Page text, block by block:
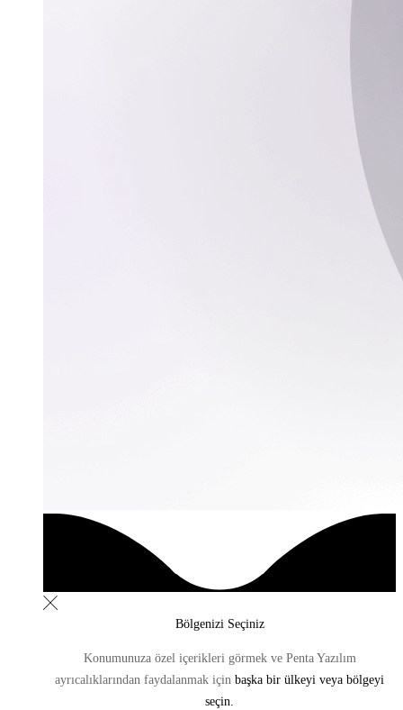
Bölgenizi Seçiniz
Konumunuza özel içerikleri görmek ve Penta Yazılım
ayrıcalıklarından faydalanmak için başka bir ülkeyi veya bölgeyi
seçin.